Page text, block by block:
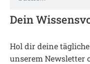
Dein
Hol dir deine
unserem Newsletter